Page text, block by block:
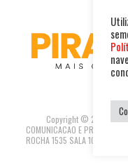
Copyright © 2025.
COMUNICACAO E
ROCHA 1535 SALA 10 -